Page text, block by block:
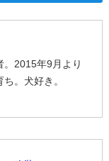
。2015年9月より
。犬好き。